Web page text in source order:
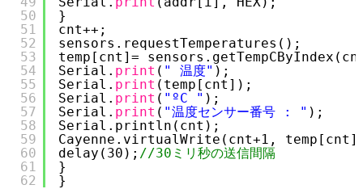
50
51
52
53
54
55
56
57
58
59
60
61
62
}
cnt++;
sensors.requestTemperatures();
temp[cnt]=
Serial. print ( " 温度" );
Serial. print (temp[cnt]);
Serial. print ( "ºC " );
Serial. print ( "温度センサー番号 : " );
Serial.println(cnt);
Cayenne.virtualWrite(cnt+1, temp[cnt],
delay(30); //30ミリ秒の送信間隔
}
}